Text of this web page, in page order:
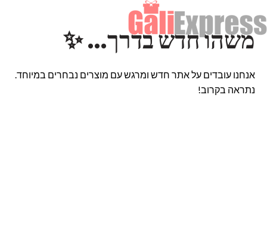
משהו חדש בדרך… ✨
אנחנו עובדים על אתר חדש ומרגש עם מוצרים נבחרים במיוחד.
נתראה בקרוב!